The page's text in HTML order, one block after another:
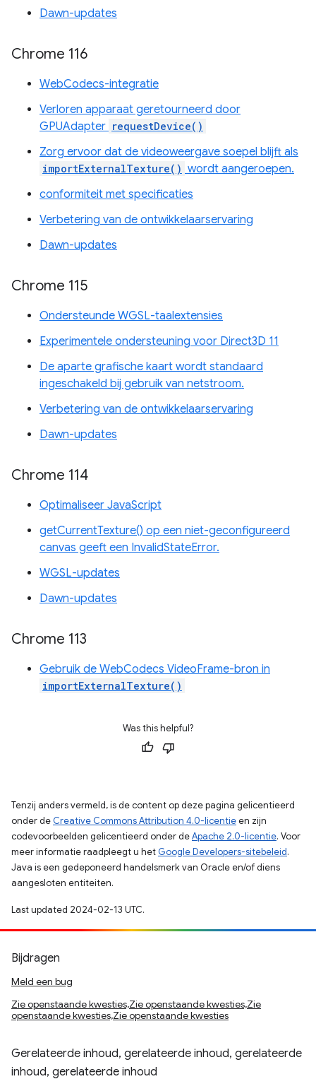
Dawn-updates
Chrome 116
WebCodecs-integratie
Verloren apparaat geretourneerd door
GPUAdapter requestDevice()
Zorg ervoor dat de videoweergave soepel blijft als
importExternalTexture() wordt aangeroepen.
conformiteit met specificaties
Verbetering van de ontwikkelaarservaring
Dawn-updates
Chrome 115
Ondersteunde WGSL-taalextensies
Experimentele ondersteuning voor Direct3D 11
De aparte grafische kaart wordt standaard
ingeschakeld bij gebruik van netstroom.
Verbetering van de ontwikkelaarservaring
Dawn-updates
Chrome 114
Optimaliseer JavaScript
getCurrentTexture() op een niet-geconfigureerd
canvas geeft een InvalidStateError.
WGSL-updates
Dawn-updates
Chrome 113
Gebruik de WebCodecs VideoFrame-bron in
importExternalTexture()
Was this helpful?
Tenzij anders vermeld, is de content op deze pagina gelicentieerd
onder de Creative Commons Attribution 4.0-licentieen zijn
codevoorbeelden gelicentieerd onder deApache 2.0-licentie. Voor
meer informatie raadpleegt u het Google Developers-sitebeleid.
Java is een gedeponeerd handelsmerk van Oracle en/of diens
aangesloten entiteiten.
Last updated 2024-02-13 UTC.
Bijdragen
Meld een bug
Zie openstaande kwesties,Zie openstaande kwesties,Zie
openstaande kwesties,Zie openstaande kwesties
Gerelateerde inhoud, gerelateerde inhoud, gerelateerde
inhoud, gerelateerde inhoud